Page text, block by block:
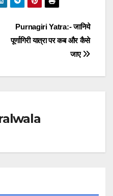
Purnagiri Yatra:- जानिये
पूर्णागिरी यात्रा पर कब और कैसे
जाए